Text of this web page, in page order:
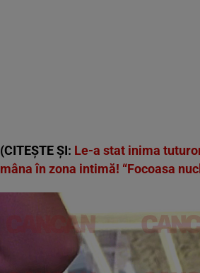
(CITEȘTE ȘI: Le-a stat inima
mâna în zona intimă! “Focoasa